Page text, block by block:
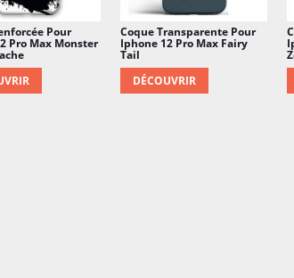
Pour
Pro Max Monster
Coque Transparente Pour
Iphone 12 Pro Max Fairy
Tail
DÉCOUVRIR